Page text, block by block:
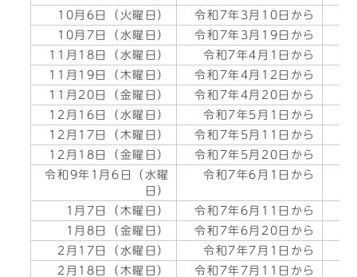
10月6日（火曜日）
令和7年3月10日から
10月7日（水曜日）
令和7年3月19日から
11月18日（水曜日）
令和7年4月1日から
11月19日（木曜日）
令和7年4月12日から
11月20日（金曜日）
令和7年4月20日から
12月16日（水曜日）
令和7年5月1日から
12月17日（木曜日）
令和7年5月11日から
12月18日（金曜日）
令和7年5月20日から
令和9年1月6日（水曜
日）
令和7年6月1日から
1月7日（木曜日） 令和7年6月11日から
1月8日（金曜日）
令和7年6月20日から
2月17日（水曜日）
令和7年7月1日から
2月18日（木曜日）
令和7年7月11日から